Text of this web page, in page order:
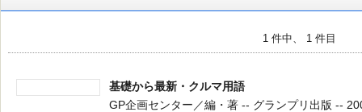
1 件中、 1 件目
基礎から最新・クルマ用語
GP企画センター／編・著 -- グランプリ出版 --